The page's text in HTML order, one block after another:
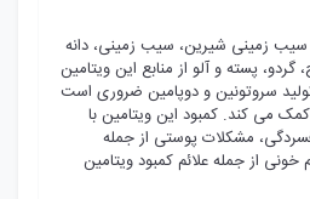
سیب زمینی شیرین، سیب زمینی، دانه
گردو، پسته و آلو از منابع این ویتامین
ب ۶ برای تولید سروتونین و دوپامین ضروری است
می کند. کمبود این ویتامین با
مشکلات پوستی از جمله
خونی از جمله علائم کمبود ویتامین